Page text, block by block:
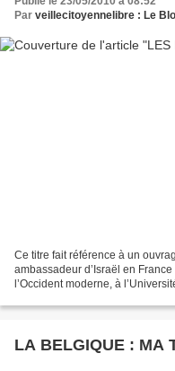
Par veillecitoyennelibre : Le
Ce titre fait référence à un
ambassadeur d’Israël en
l’Occident moderne, à
LA BELGIQUE : MA